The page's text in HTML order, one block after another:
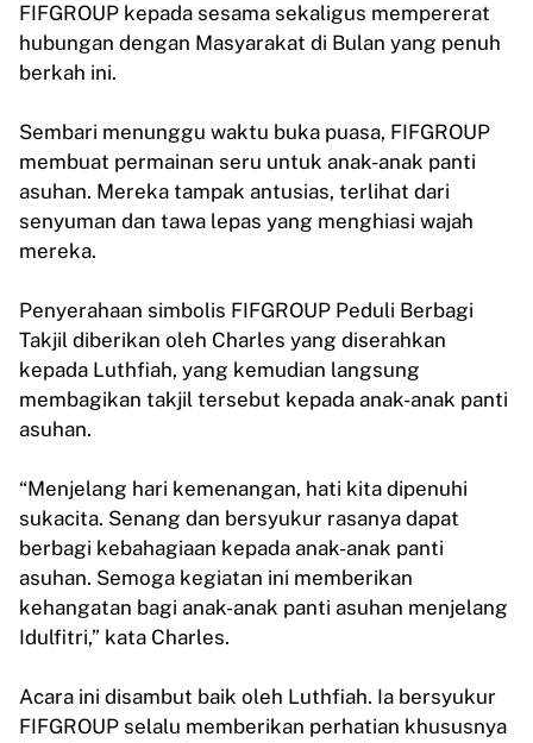
FIFGROUP kepada sesama sekaligus mempererat
hubungan dengan Masyarakat di Bulan yang penuh
berkah ini.
Sembari menunggu waktu buka puasa, FIFGROUP
membuat permainan seru untuk anak-anak panti
asuhan. Mereka tampak antusias, terlihat dari
senyuman dan tawa lepas yang menghiasi wajah
mereka.
Penyerahaan simbolis FIFGROUP Peduli Berbagi
Takjil diberikan oleh Charles yang diserahkan
kepada Luthfiah, yang kemudian langsung
membagikan takjil tersebut kepada anak-anak panti
asuhan.
“Menjelang hari kemenangan, hati kita dipenuhi
sukacita. Senang dan bersyukur rasanya dapat
berbagi kebahagiaan kepada anak-anak panti
asuhan. Semoga kegiatan ini memberikan
kehangatan bagi anak-anak panti asuhan menjelang
Idulfitri,” kata Charles.
Acara ini disambut baik oleh Luthfiah. Ia bersyukur
FIFGROUP selalu memberikan perhatian khususnya